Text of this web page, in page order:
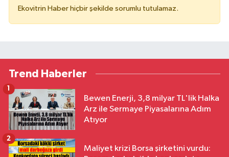
Ekovitrin Haber hiçbir şekilde sorumlu tutulamaz.
Trend Haberler
Bewen Enerji, 3,8 milyar TL'lik Halka
Arz ile Sermaye Piyasalarına Adım
Atıyor
1
Maliyet krizi Borsa şirketini vurdu:
2